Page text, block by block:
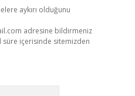
aykırı olduğunu
adresine bildirmeniz
içerisinde sitemizden